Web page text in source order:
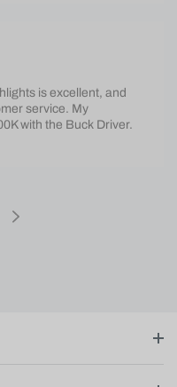
is excellent, and
service. My
with the Buck Driver.